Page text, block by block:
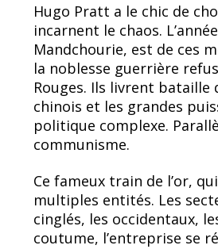
Hugo Pratt a le chic de
incarnent le chaos.
Mandchourie, est de ces
la noblesse guerrière
Rouges. Ils livrent bataille
chinois et les grandes
politique complexe.
communisme.
Ce fameux train de l’or,
multiples entités. Les
cinglés, les occidentaux,
coutume, l’entreprise se